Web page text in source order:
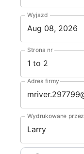
Wyjazd
Strona nr
Adres firmy
Wydrukowane przez